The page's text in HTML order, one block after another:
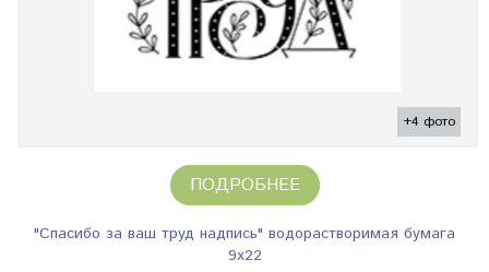
+4 фото
ПОДРОБНЕЕ
"Спасибо за ваш труд надпись" водорастворимая бумага
9х22